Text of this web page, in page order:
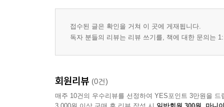
접수된 글은 확인을 거쳐 이 곳에 게재됩니다.
독자 분들의 리뷰는 리뷰 쓰기를, 책에 대한 문의는
회원리뷰 (0건)
매주 10건의 우수리뷰를 선정하여 YES포인트 3만원을 드